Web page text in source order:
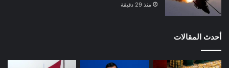
منذ 29 دقيقة
أحدث المقالات